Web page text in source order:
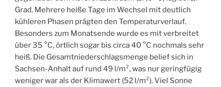
Grad. Mehrere heiße Tage im Wechsel mit deutlich
kühleren Phasen prägten den Temperaturverlauf.
Besonders zum Monatsende wurde es mit verbreitet
über 35 °C, örtlich sogar bis circa 40 °C nochmals sehr
heiß. Die Gesamtniederschlagsmenge belief sich in
Sachsen-Anhalt auf rund 49 l/m², was nur geringfügig
weniger war als der Klimawert (52 l/m²). Viel Sonne